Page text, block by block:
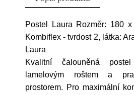
Postel Laura Rozměr: 180
Kombiflex - tvrdost 2, látka:
Laura
Kvalitní čalouněná
lamelovým roštem a
prostorem. Pro maximální